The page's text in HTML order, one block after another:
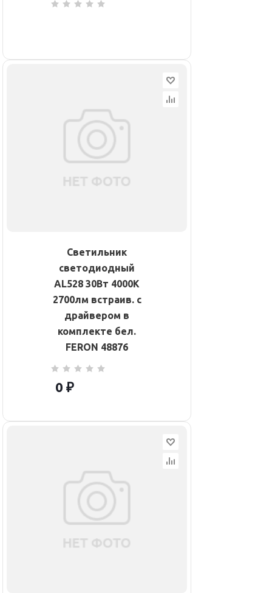
Светильник
светодиодный
AL528 30Вт 4000К
2700лм встраив. с
драйвером в
комплекте бел.
FERON 48876
0 ₽